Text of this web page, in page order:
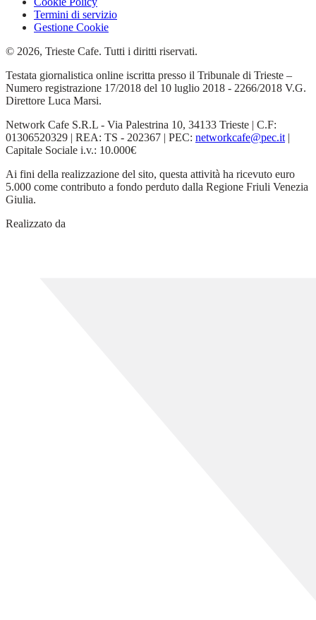
Termini di servizio
Gestione Cookie
© 2026, Trieste Cafe. Tutti i diritti riservati.
Testata giornalistica online iscritta presso il Tribunale di Trieste –
Numero registrazione 17/2018 del 10 luglio 2018 - 2266/2018 V.G.
Direttore Luca Marsi.
Network Cafe S.R.L - Via Palestrina 10, 34133 Trieste | C.F:
01306520329 | REA: TS - 202367 | PEC: networkcafe@pec.it |
Capitale Sociale i.v.: 10.000€
Ai fini della realizzazione del sito, questa attività ha ricevuto euro
5.000 come contributo a fondo perduto dalla Regione Friuli Venezia
Giulia.
Realizzato da